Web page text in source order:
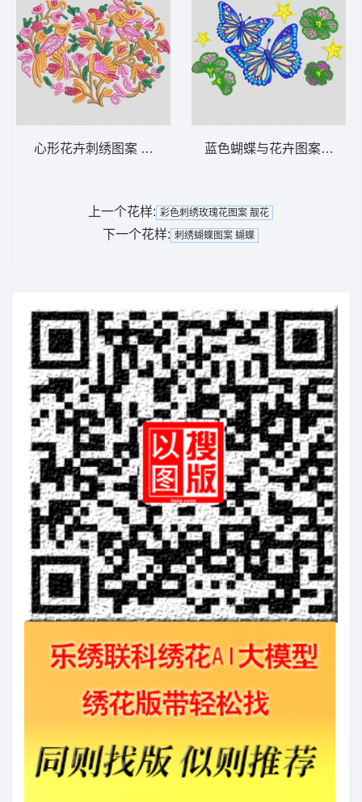
心形花卉刺绣图案 鸟 靓花 蓝色蝴蝶与花卉图案 蝴蝶
上一个花样: 彩色刺绣玫瑰花图案 靓花
下一个花样: 刺绣蝴蝶图案 蝴蝶